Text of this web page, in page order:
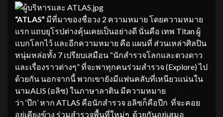
“ATLAS” มีที่มาของชื่อวง 2 ความหมาย โดยความหมาย
แรก แถบยุโรปต่างคุ้นเคยเป็นอย่างดี นั่นคือ เทพ Titan ผู้
แบกโลกไว้ และอีกความหมาย คือ แผนที่ ส่วนเหล่าศิลปิน
หนุ่มหล่อทั้ง 7 เปรียบเสมือน “นักสำรวจโลกและดวงดาว
และเรื่องราวต่างๆ” ที่จะพาทุกคนร่วมสำรวจ (Explore) ไป
ด้วยกัน นอกจากนี้ พวกเขายังมีแฟนคลับที่เหนียวแน่นใน
นามALIS (อลิซ) ในภาษาลาติน มีความหมาย
ว่า ‘ปีก’ หาก ATLAS คือนักสำรวจ อลิซก็คือปีก ที่จะคอย
อยู่เคียงข้าง ร่วมสำรวจพื้นที่ใหม่ๆ ด้วยกันอยู่เสมอ